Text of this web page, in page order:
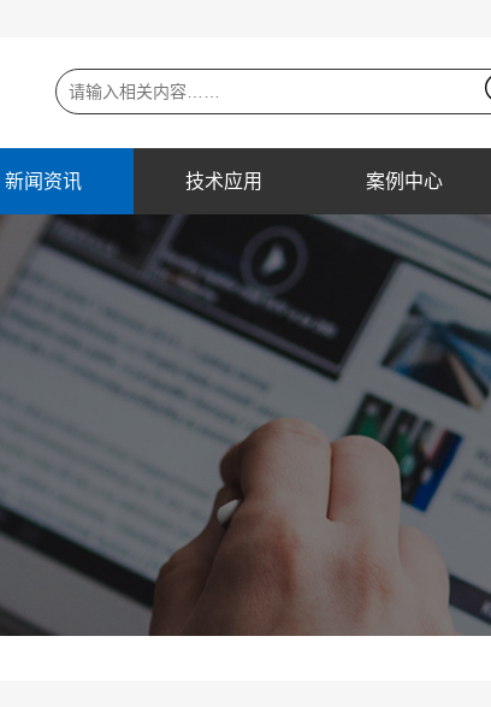
新闻资讯 技术应用 案例中心